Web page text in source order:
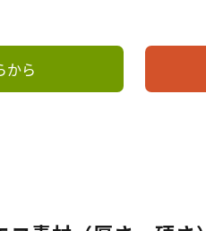
から